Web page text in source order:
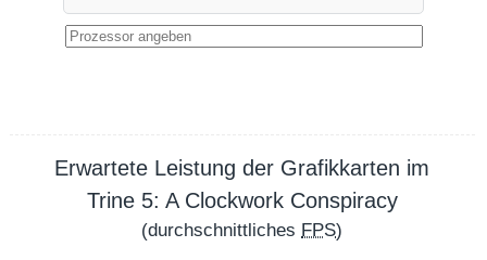
Erwartete Leistung der Grafikkarten im
Trine 5: A Clockwork Conspiracy
(durchschnittliches FPS)